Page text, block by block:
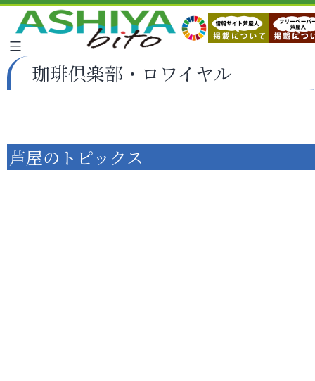
珈琲倶楽部・ロワイヤル
芦屋のトピックス